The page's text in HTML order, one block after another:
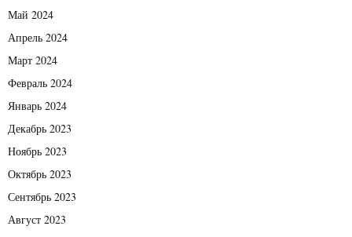
Май 2024
Апрель 2024
Март 2024
Февраль 2024
Январь 2024
Декабрь 2023
Ноябрь 2023
Октябрь 2023
Сентябрь 2023
Август 2023